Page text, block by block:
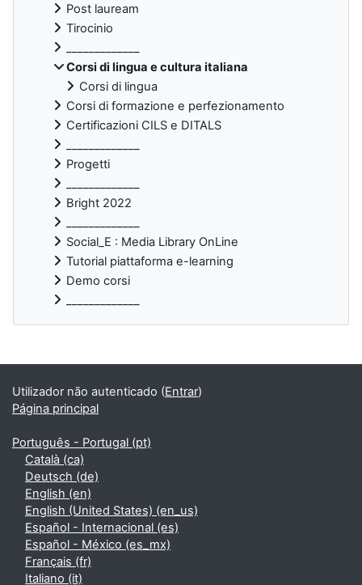
Post lauream
Tirocinio
Corsi di lingua e cultura italiana
Corsi di lingua
Corsi di formazione e perfezionamento
Certificazioni CILS e DITALS
Progetti
Bright 2022
Social_E : Media Library OnLine
Tutorial piattaforma e-learning
Demo corsi
Blocos adicionais
Utilizador não autenticado (Entrar)
Página principal
Português - Portugal ‎(pt)‎
Català ‎(ca)‎
Deutsch ‎(de)‎
English ‎(en)‎
English (United States) ‎(en_us)‎
Español - Internacional ‎(es)‎
Español - México ‎(es_mx)‎
Français ‎(fr)‎
Italiano ‎(it)‎